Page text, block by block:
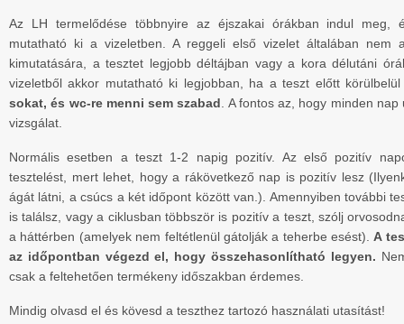
Az LH termelődése többnyire az éjszakai órákban indul meg,
mutatható ki a vizeletben. A reggeli első vizelet általában nem
kimutatására, a tesztet legjobb déltájban vagy a kora délutáni
vizeletből akkor mutatható ki legjobban, ha a teszt előtt
sokat, és wc-re menni sem szabad . A fontos az, hogy minden
vizsgálat.
Normális esetben a teszt 1-2 napig pozitív. Az első pozitív
tesztelést, mert lehet, hogy a rákövetkező nap is pozitív lesz
ágát látni, a csúcs a két időpont között van.). Amennyiben további
is találsz, vagy a ciklusban többször is pozitív a teszt, szólj
a háttérben (amelyek nem feltétlenül gátolják a teherbe esést). A
az időpontban végezd el, hogy összehasonlítható legyen.
csak a feltehetően termékeny időszakban érdemes.
Mindig olvasd el és kövesd a teszthez tartozó használati utasítást!